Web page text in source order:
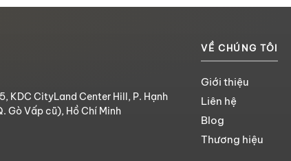
KDC CityLand Center Hill, P. Hạnh
Gò Vấp cũ), Hồ Chí Minh
VỀ CHÚNG TÔI
Giới thiệu
Liên hệ
Blog
Thương hiệu